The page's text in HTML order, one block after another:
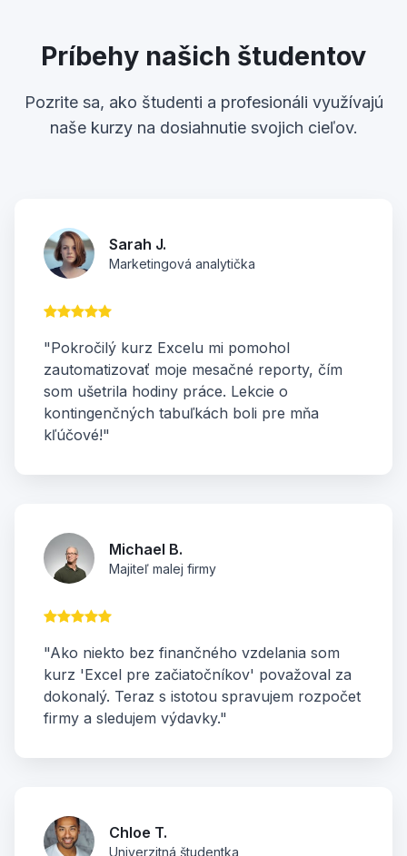
Príbehy našich študentov
Pozrite sa, ako študenti a profesionáli využívajú
naše kurzy na dosiahnutie svojich cieľov.
Sarah J.
Marketingová analytička
"Pokročilý kurz Excelu mi pomohol
zautomatizovať moje mesačné reporty, čím
som ušetrila hodiny práce. Lekcie o
kontingenčných tabuľkách boli pre mňa
kľúčové!"
Michael B.
Majiteľ malej firmy
"Ako niekto bez finančného vzdelania som
kurz 'Excel pre začiatočníkov' považoval za
dokonalý. Teraz s istotou spravujem rozpočet
firmy a sledujem výdavky."
Chloe T.
Univerzitná študentka